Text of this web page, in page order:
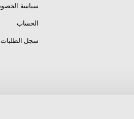
سياسة
الحساب
سجل الطلبات